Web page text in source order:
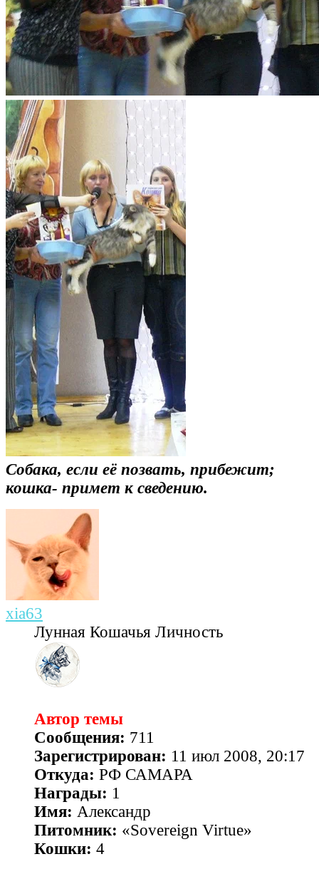
Собака, если её позвать, прибежит;
кошка- примет к сведению.
xia63
Лунная Кошачья Личность
Автор темы
Сообщения: 711
Зарегистрирован: 11 июл 2008, 20:17
Откуда: РФ САМАРА
Награды: 1
Имя: Александр
Питомник: «Sovereign Virtue»
Кошки: 4